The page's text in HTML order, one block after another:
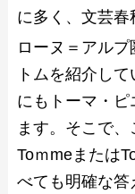
に多く、文芸
ローヌ＝アルプ
トムを紹介し
にもトーマ・
ます。そこで
Toｍmeまたは
べても明確な答